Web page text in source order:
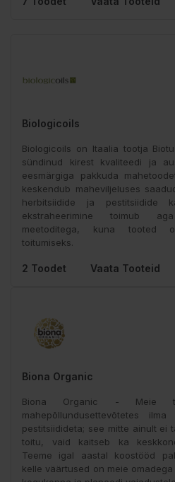
Biologicoils
Biologicoils on Itaalia tootja
sündinud kirest kvaliteedi ja
eesmärgiga pakkuda
keskendub maheviljeluses
herbitsiidide ja pestitsiidide
ekstraheerimine toimub
meetoditega, kuna tooted
toitumiseks.
2 Toodet Vaata Tooteid
Biona Organic
Biona Organic - Meie
mahepõllundusettevõtetes
pestitsiidideta; see mitte ainult ei
toitu, vaid kaitseb ka
Teeme igal aastal koostööd
kelle väärtused on meie